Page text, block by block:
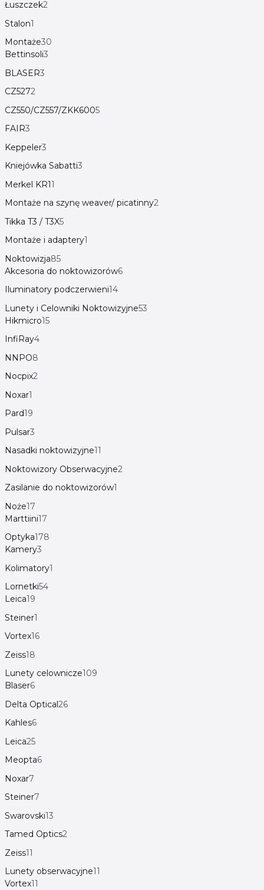
Łuszczek2
Stalon1
Montaże30
Bettinsoli3
BLASER3
CZ5272
CZ550/CZ557/ZKK6005
FAIR3
Keppeler3
Kniejówka Sabatti3
Merkel KR11
Montaże na szynę weaver/ picatinny2
Tikka T3 / T3X5
Montaże i adaptery1
Noktowizja85
Akcesoria do noktowizorów6
Iluminatory podczerwieni14
Lunety i Celowniki Noktowizyjne53
Hikmicro15
InfiRay4
NNPO8
Nocpix2
Noxar1
Pard19
Pulsar3
Nasadki noktowizyjne11
Noktowizory Obserwacyjne2
Zasilanie do noktowizorów1
Noże17
Marttiini17
Optyka178
Kamery3
Kolimatory1
Lornetki54
Leica19
Steiner1
Vortex16
Zeiss18
Lunety celownicze109
Blaser6
Delta Optical26
Kahles6
Leica25
Meopta6
Noxar7
Steiner7
Swarovski13
Tamed Optics2
Zeiss11
Lunety obserwacyjne11
Vortex11